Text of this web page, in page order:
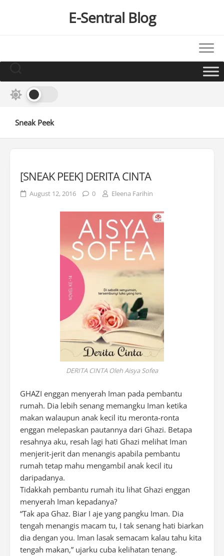
E-Sentral Blog
Sneak Peek
[SNEAK PEEK] DERITA CINTA
August 12, 2016 0 Eleena Farihin
DERITA CINTA Oleh Aisya Sofea
GHAZI enggan menyerah Iman pada pembantu
rumah. Dia lebih senang memangku Iman ketika
makan walaupun anak kecil itu meronta-ronta
enggan melepaskan pautannya dari Ghazi. Betapa
resahnya aku, resah lagi hati Ghazi melihat Iman
menjerit-jerit dan menangis apabila pembantu
rumah tetap mahu mengambil anak kecil itu
daripadanya.
Tidakkah pembantu rumah itu lihat Ghazi enggan
menyerah Iman kepadanya?
“Tak apa Ghaz. Biar I aje yang pangku Iman. Dia
tengah menangis macam tu, I tak senang hati biarkan
dia dengan you. Iman lasak semacam kalau tahu kita
tengah makan,” ujarku cuba kelihatan tenang.